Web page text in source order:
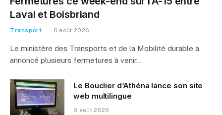
Laval et Boisbriand
Transport 6 août 2026
Le ministère des Transports et de la Mobilité durable a
annoncé plusieurs fermetures à venir…
Le Bouclier d’Athéna lance son site
web multilingue
6 août 2026